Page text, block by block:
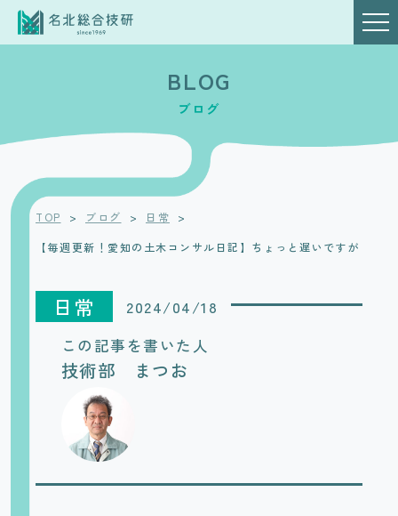
BLOG
ブログ
TOP > ブログ > 日常 >
【毎週更新！愛知の土木コンサル日記】ちょっと遅いですが
日常
2024/04/18
この記事を書いた人
技術部 まつお